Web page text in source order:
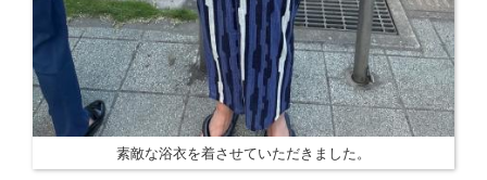
素敵な浴衣を着させていただきました。